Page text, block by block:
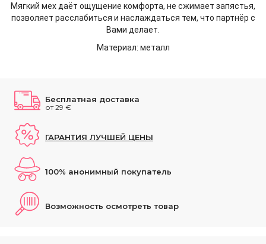
Мягкий мех даёт ощущение комфорта, не сжимает запястья,
позволяет расслабиться и наслаждаться тем, что партнёр с
Вами делает.
Mатериал: металл
Бесплатная доставка
от 29 €
ГАРАНТИЯ ЛУЧШЕЙ ЦЕНЫ
100% анонимный покупатель
Возможность осмотреть товар